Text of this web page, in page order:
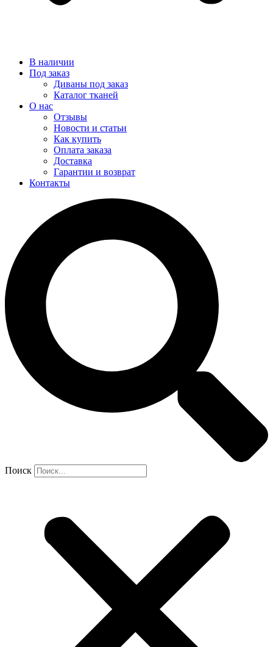
В наличии
Под заказ
Диваны под заказ
Каталог тканей
О нас
Отзывы
Новости и статьи
Как купить
Оплата заказа
Доставка
Гарантии и возврат
Контакты
Поиск